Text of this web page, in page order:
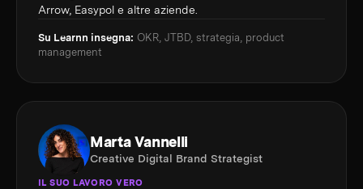
Arrow, Easypol e altre aziende.
Su Learnn insegna: OKR, JTBD, strategia, product
management
Marta Vannelli
Creative Digital Brand Strategist
IL SUO LAVORO VERO